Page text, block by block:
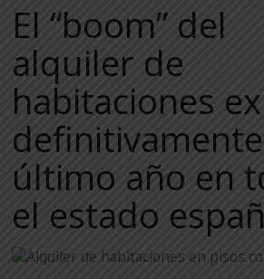
El “boom” del
alquiler de
habitaciones
último año en
el estado